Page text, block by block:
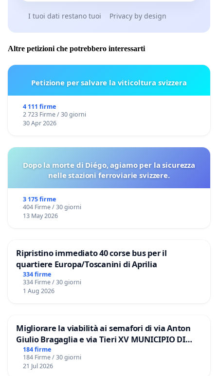
I tuoi dati restano tuoi Privacy by design
Altre petizioni che potrebbero interessarti
Petizione per salvare la viticoltura svizzera
4 111 firme
2 723 Firme / 30 giorni
30 Apr 2026
Dopo la morte di Diégo, agiamo per la sicurezza
nelle stazioni ferroviarie svizzere.
3 175 firme
404 Firme / 30 giorni
13 May 2026
Ripristino immediato 40 corse bus per il
quartiere Europa/Toscanini di Aprilia
334 firme
334 Firme / 30 giorni
1 Aug 2026
Migliorare la viabilità ai semafori di via Anton
Giulio Bragaglia e via Tieri XV MUNICIPIO DI
ROMA
184 firme
184 Firme / 30 giorni
21 Jul 2026